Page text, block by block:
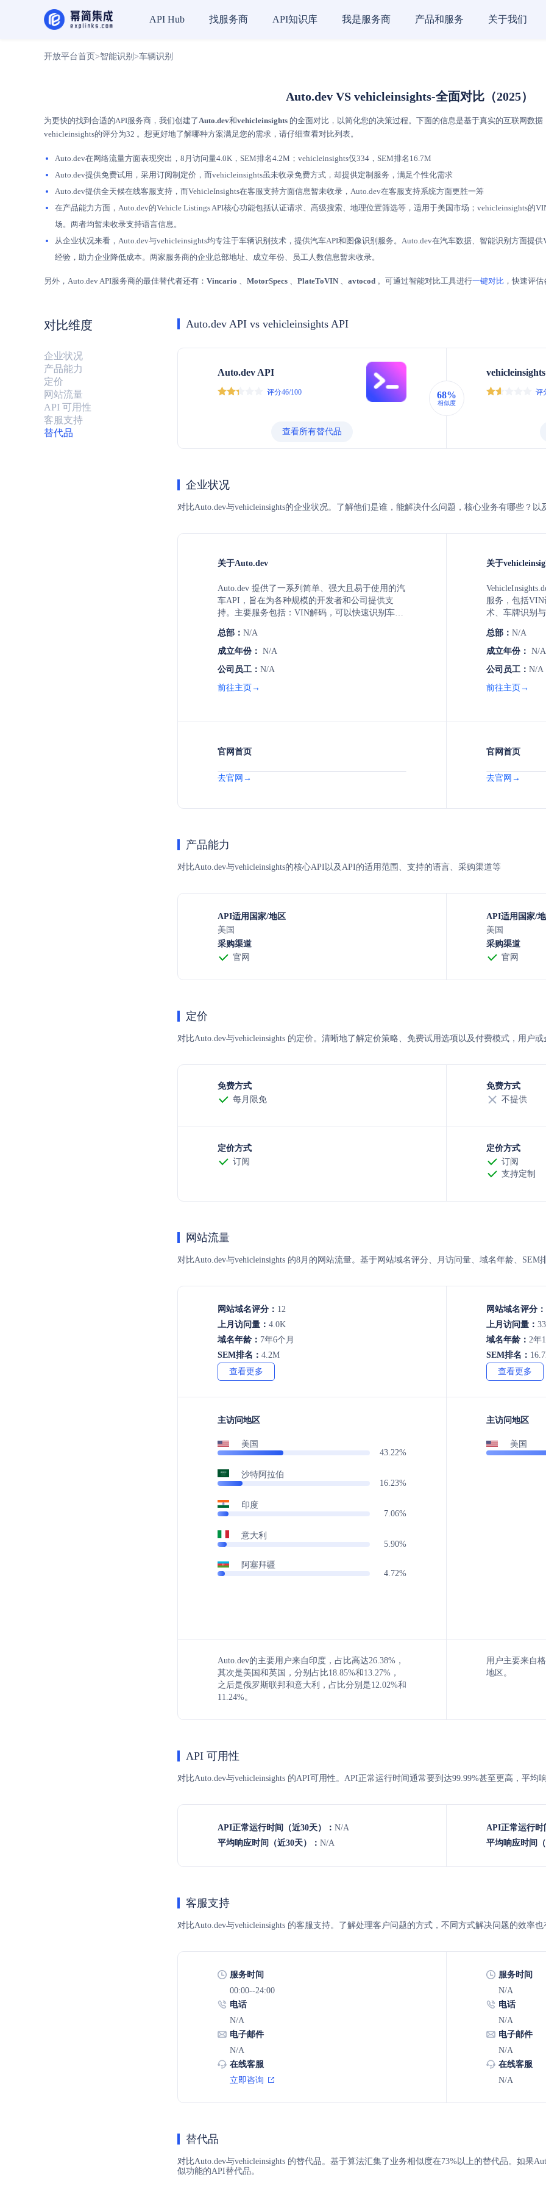
API Hub 找服务商 API知识库 我是服务商 产品和服务 关于我们
开放平台首页 >智能识别 >车辆识别
Auto.dev VS vehicleinsights-全面对比（2025）
为更快的找到合适的API服务商，我们创建了Auto.dev和vehicleinsights 的全面对比，以简化您的决策过程。下面的信息是基于真实的互联网数
vehicleinsights的评分为32 。想更好地了解哪种方案满足您的需求，请仔细查看对比列表。
Auto.dev在网络流量方面表现突出，8月访问量4.0K，SEM排名4.2M；vehicleinsights仅334，SEM排名16.7M
Auto.dev提供免费试用，采用订阅制定价，而vehicleinsights虽未收录免费方式，却提供定制服务，满足个性化需求
Auto.dev提供全天候在线客服支持，而VehicleInsights在客服支持方面信息暂未收录，Auto.dev在客服支持系统方面更胜一筹
在产品能力方面，Auto.dev的Vehicle Listings API核心功能包括认证请求、高级搜索、地理位置筛选等，适用于美国市场；vehicleinsights的
场。两者均暂未收录支持语言信息。
从企业状况来看，Auto.dev与vehicleinsights均专注于车辆识别技术，提供汽车API和图像识别服务。Auto.dev在汽车数据、智能识别方面提
经验，助力企业降低成本。两家服务商的企业总部地址、成立年份、员工人数信息暂未收录。
另外，Auto.dev API服务商的最佳替代者还有： Vincario 、 MotorSpecs 、 PlateToVIN 、 avtocod 。可通过智能对比工具进行一键对比 ，快速评
对比维度
企业状况
产品能力
定价
网站流量
API 可用性
客服支持
替代品
Auto.dev API vs vehicleinsights API
Auto.dev API
评分46/100
查看所有替代品
68%
相似度
评
企业状况
对比Auto.dev与vehicleinsights的企业状况。了解他们是谁，能解决什么问题，核心业务有哪些？
关于Auto.dev
Auto.dev 提供了一系列简单、强大且易于使用的汽
车API，旨在为各种规模的开发者和公司提供支
持。主要服务包括：VIN解码，可以快速识别车辆
自实体和在线经销商的全面车辆列表；车辆历史报
告，即将推出，用于查找车辆的所有权问题、事故
来自多个来源的零售、交易、私人和批发价格。
总部： N/A
成立年份： N/A
公司员工： N/A
前往主页→
关于
服务，包括VIN
术、车牌识别
域，拥有超过
成本，推动业务
总部： N/A
成立年份： N/A
公司员工： N/A
前往主页→
官网首页
去官网→
官网首页
去官网→
产品能力
对比Auto.dev与vehicleinsights的核心API以及API的适用范围、支持的语言、采购渠道等
API适用国家/地区
美国
采购渠道
官网
API适用国家/
美国
采购渠道
官网
定价
对比Auto.dev与vehicleinsights 的定价。清晰地了解定价策略、免费试用选项以及付费模式，用户
免费方式
每月限免
免费方式
不提供
定价方式
订阅
定价方式
订阅
支持定制
网站流量
对比Auto.dev与vehicleinsights 的8月的网站流量。基于网站域名评分、月访问量、域名年龄、SEM
网站域名评分： 12
上月访问量： 4.0K
域名年龄： 7年6个月
SEM排名： 4.2M
查看更多
主访问地区
美国
43.22%
沙特阿拉伯
16.23%
印度
7.06%
意大利
5.90%
阿塞拜疆
4.72%
Auto.dev的主要用户来自印度，占比高达26.38%，
其次是美国和英国，分别占比18.85%和13.27%，
之后是俄罗斯联邦和意大利，占比分别是12.02%和
11.24%。
网站域名评分：
上月访问量：
域名年龄： 2年
SEM排名：
查看更多
主访问地区
美国
用户主要来自
地区。
API 可用性
对比Auto.dev与vehicleinsights 的API可用性。API正常运行时间通常要到达99.99%甚至更高，平均
API正常运行时间（近30天）： N/A
平均响应时间（近30天）： N/A
API正常运行时
平均响应时间（
客服支持
对比Auto.dev与vehicleinsights 的客服支持。了解处理客户问题的方式，不同方式解决问题的效率也
服务时间
00:00--24:00
电话
N/A
电子邮件
N/A
在线客服
立即咨询
服务时间
N/A
电话
N/A
电子邮件
N/A
在线客服
N/A
替代品
对比Auto.dev与vehicleinsights 的替代品。基于算法汇集了业务相似度在73%以上的替代品。如果
似功能的API替代品。